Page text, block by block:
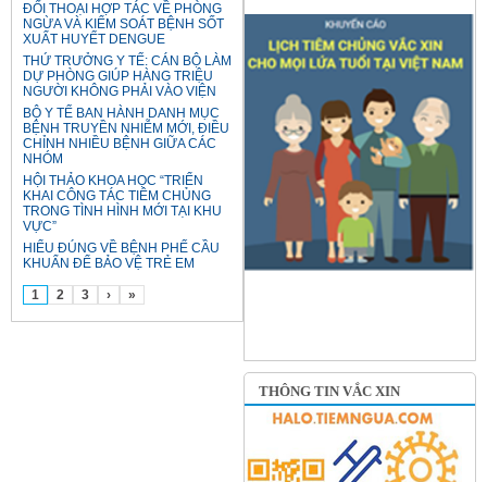
ĐỐI THOẠI HỢP TÁC VỀ PHÒNG
NGỪA VÀ KIỂM SOÁT BỆNH SỐT
XUẤT HUYẾT DENGUE
THỨ TRƯỞNG Y TẾ: CÁN BỘ LÀM
DỰ PHÒNG GIÚP HÀNG TRIỆU
NGƯỜI KHÔNG PHẢI VÀO VIỆN
BỘ Y TẾ BAN HÀNH DANH MỤC
BỆNH TRUYỀN NHIỄM MỚI, ĐIỀU
CHỈNH NHIỀU BỆNH GIỮA CÁC
NHÓM
HỘI THẢO KHOA HỌC “TRIỂN
KHAI CÔNG TÁC TIÊM CHỦNG
TRONG TÌNH HÌNH MỚI TẠI KHU
VỰC”
HIỂU ĐÚNG VỀ BỆNH PHẾ CẦU
KHUẨN ĐỂ BẢO VỆ TRẺ EM
1 2 3 › »
THÔNG TIN VẮC XIN